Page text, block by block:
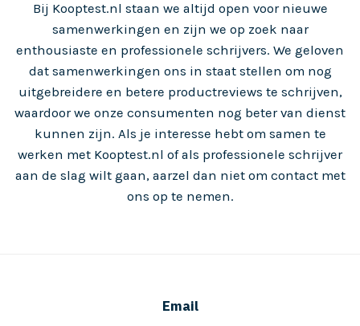
Bij Kooptest.nl staan we altijd open voor nieuwe
samenwerkingen en zijn we op zoek naar
enthousiaste en professionele schrijvers. We geloven
dat samenwerkingen ons in staat stellen om nog
uitgebreidere en betere productreviews te schrijven,
waardoor we onze consumenten nog beter van dienst
kunnen zijn. Als je interesse hebt om samen te
werken met Kooptest.nl of als professionele schrijver
aan de slag wilt gaan, aarzel dan niet om contact met
ons op te nemen.
Email